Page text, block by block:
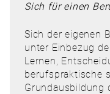
Sich für einen
Sich der eigenen
unter Einbezug
Lernen,
berufspraktische
Grundausbildung